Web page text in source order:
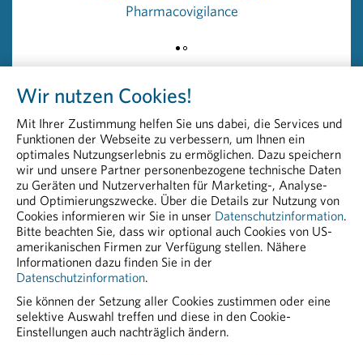
Communications Expert
martina.dick@pharmig.at
pharmig.at
20221201 Impfen bedeutet vorbeugende
Verantwortung
PDF - 82,57 KB
Pharmacovigilance
Wir nutzen Cookies!
Mit Ihrer Zustimmung helfen Sie uns dabei, die Services und
Funktionen der Webseite zu verbessern, um Ihnen ein
optimales Nutzungserlebnis zu ermöglichen. Dazu speichern
wir und unsere Partner personenbezogene technische Daten
zu Geräten und Nutzerverhalten für Marketing-, Analyse-
und Optimierungszwecke. Über die Details zur Nutzung von
Cookies informieren wir Sie in unser Datenschutzinformation.
Bitte beachten Sie, dass wir optional auch Cookies von US-
amerikanischen Firmen zur Verfügung stellen. Nähere
Informationen dazu finden Sie in der
Datenschutzinformation.
Sie können der Setzung aller Cookies zustimmen oder eine
selektive Auswahl treffen und diese in den Cookie-
Einstellungen auch nachträglich ändern.